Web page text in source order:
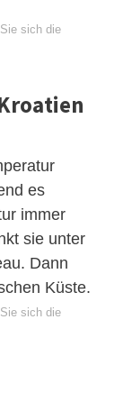
sich die
es
immer
sie unter
Dann
Küste.
sich die